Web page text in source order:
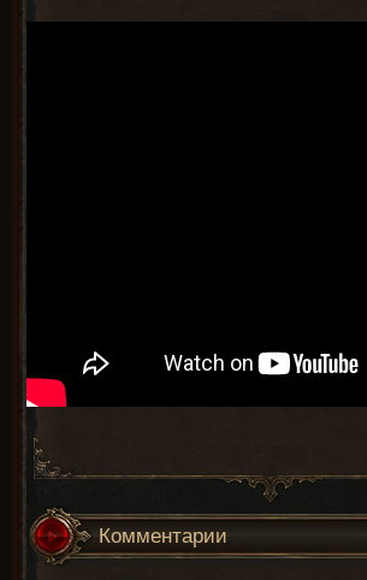
Комментарии